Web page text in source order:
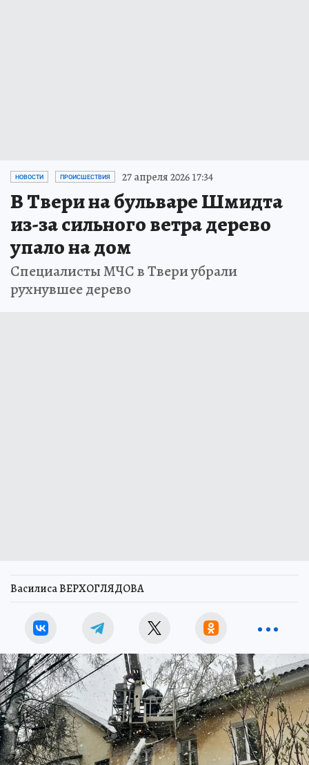
НОВОСТИ ПРОИСШЕСТВИЯ 27 апреля 2026 17:34
В Твери на бульваре Шмидта
из-за сильного ветра дерево
упало на дом
Специалисты МЧС в Твери убрали
рухнувшее дерево
Василиса ВЕРХОГЛЯДОВА